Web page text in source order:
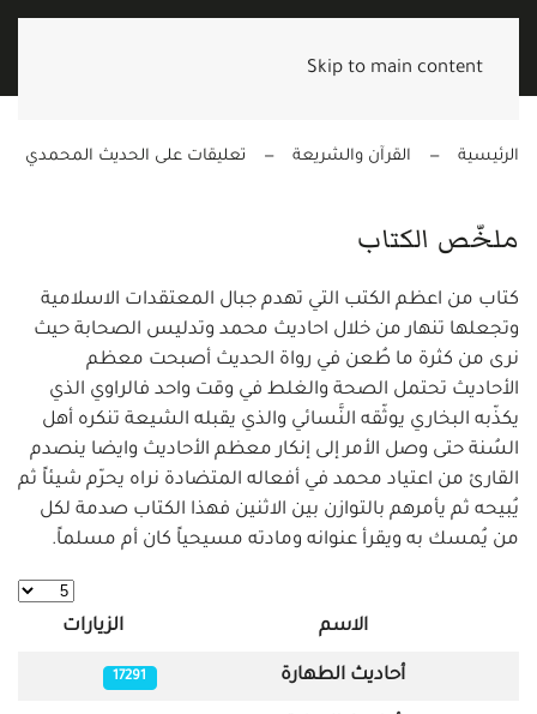
Skip to main content
الرئيسية القرآن والشريعة تعليقات على الحديث المحمدي
ملخّص الكتاب
كتاب من اعظم الكتب التي تهدم جبال المعتقدات الاسلامية
وتجعلها تنهار من خلال احاديث محمد وتدليس الصحابة حيث
نرى من كثرة ما طُعن في رواة الحديث أصبحت معظم
الأحاديث تحتمل الصحة والغلط في وقت واحد فالراوي الذي
يكذّبه البخاري يوثّقه النَّسائي والذي يقبله الشيعة تنكره أهل
السُنة حتى وصل الأمر إلى إنكار معظم الأحاديث وايضا ينصدم
القارئ من اعتياد محمد في أفعاله المتضادة نراه يحرّم شيئاً ثم
يُبيحه ثم يأمرهم بالتوازن بين الاثنين فهذا الكتاب صدمة لكل
من يُمسك به ويقرأ عنوانه ومادته مسيحياً كان أم مسلماً.
عدد
الاسم الزيارات
أحاديث الطهارة 17291